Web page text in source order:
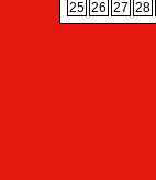
25 26 27 28